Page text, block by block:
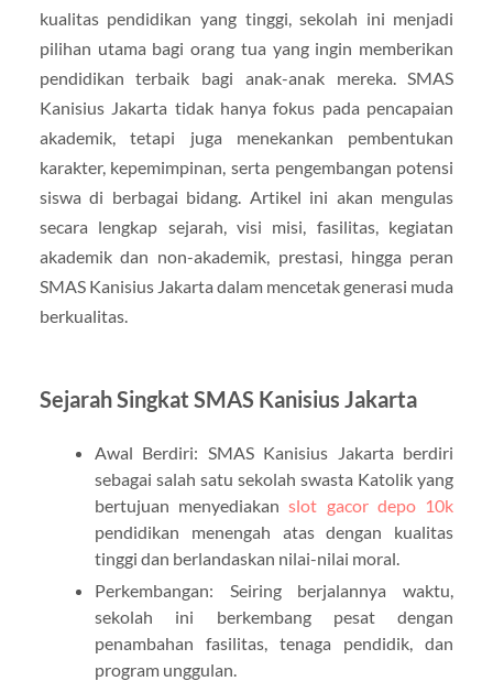
kualitas pendidikan yang tinggi, sekolah ini menjadi
pilihan utama bagi orang tua yang ingin memberikan
pendidikan terbaik bagi anak-anak mereka. SMAS
Kanisius Jakarta tidak hanya fokus pada pencapaian
akademik, tetapi juga menekankan pembentukan
karakter, kepemimpinan, serta pengembangan potensi
siswa di berbagai bidang. Artikel ini akan mengulas
secara lengkap sejarah, visi misi, fasilitas, kegiatan
akademik dan non-akademik, prestasi, hingga peran
SMAS Kanisius Jakarta dalam mencetak generasi muda
berkualitas.
Sejarah Singkat SMAS Kanisius Jakarta
Awal Berdiri: SMAS Kanisius Jakarta berdiri
sebagai salah satu sekolah swasta Katolik yang
bertujuan menyediakanslot gacor depo 10k
pendidikan menengah atas dengan kualitas
tinggi dan berlandaskan nilai-nilai moral.
Perkembangan: Seiring berjalannya waktu,
sekolah ini berkembang pesat dengan
penambahan fasilitas, tenaga pendidik, dan
program unggulan.